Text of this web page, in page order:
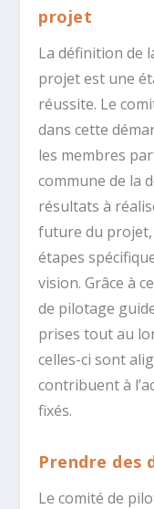
projet
La définition de
projet est une
réussite. Le
dans cette
les membres
commune de la
résultats à
future du projet,
étapes
vision. Grâce à
de pilotage
prises tout au
celles-ci sont
contribuent à
fixés.
Prendre des
Le comité de